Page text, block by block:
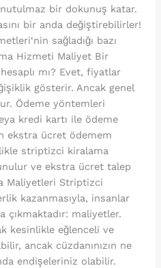
bir dokunuş katar.
bir anda değiştirebilirler!
sağladığı bazı
Hizmeti Maliyet Bir
mı? Evet, fiyatlar
gösterir. Ancak genel
Ödeme yöntemleri
kredi kartı ile ödeme
ekstra ücret ödemem
striptizci kiralama
ve ekstra ücret talep
Maliyetleri Striptizci
kazanmasıyla, insanlar
maliyetler.
kesinlikle eğlenceli ve
ancak cüzdanınızın ne
endişeleriniz olabilir.